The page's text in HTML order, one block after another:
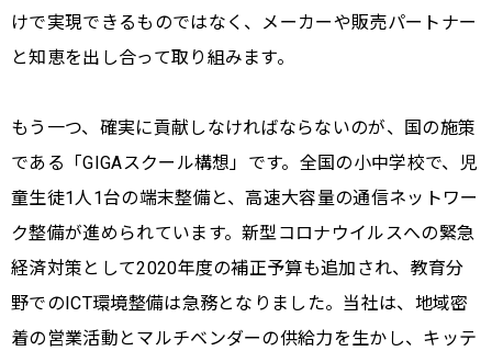
けで実現できるものではなく、メーカーや販売パートナー
と知恵を出し合って取り組みます。
もう一つ、確実に貢献しなければならないのが、国の施策
である「GIGAスクール構想」です。全国の小中学校で、児
童生徒1人1台の端末整備と、高速大容量の通信ネットワー
ク整備が進められています。新型コロナウイルスへの緊急
経済対策として2020年度の補正予算も追加され、教育分
野でのICT環境整備は急務となりました。当社は、地域密
着の営業活動とマルチベンダーの供給力を生かし、キッテ